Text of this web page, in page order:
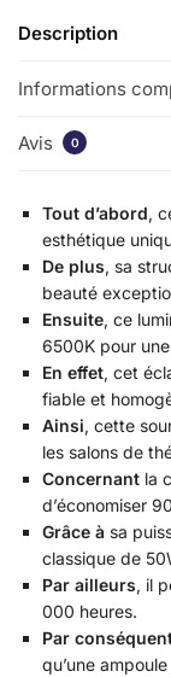
Description
Informations
Avis 0
Tout d’abord,
esthétique
De plus, sa
beauté
Ensuite, ce
6500K pour
En effet, cet
fiable et
Ainsi, cette
les salons de
Concernant la
d’économiser
Grâce à sa
classique de
Par ailleurs, il
000 heures.
Par
qu’une